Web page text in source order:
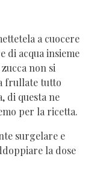
a cuocere
di acqua insieme
non si
frullate tutto
di questa ne
per la ricetta.
surgelare e
la dose